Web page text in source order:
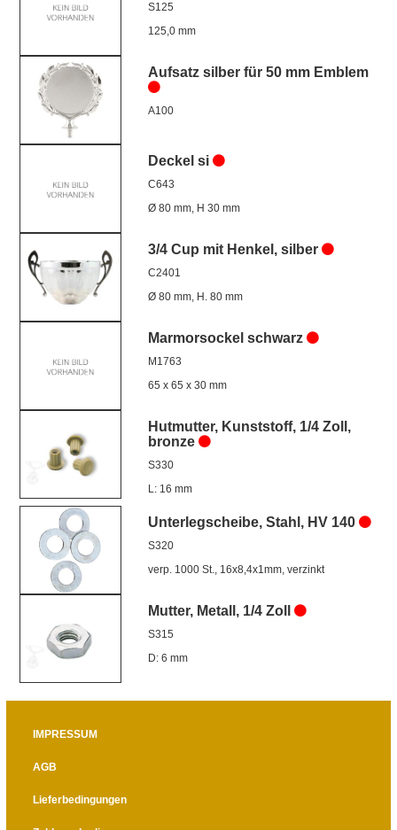
S125
125,0 mm
Aufsatz silber für 50 mm Emblem
A100
Deckel si
C643
Ø 80 mm, H 30 mm
3/4 Cup mit Henkel, silber
C2401
Ø 80 mm, H. 80 mm
Marmorsockel schwarz
M1763
65 x 65 x 30 mm
Hutmutter, Kunststoff, 1/4 Zoll,
bronze
S330
L: 16 mm
Unterlegscheibe, Stahl, HV 140
S320
verp. 1000 St., 16x8,4x1mm, verzinkt
Mutter, Metall, 1/4 Zoll
S315
D: 6 mm
IMPRESSUM
AGB
Lieferbedingungen